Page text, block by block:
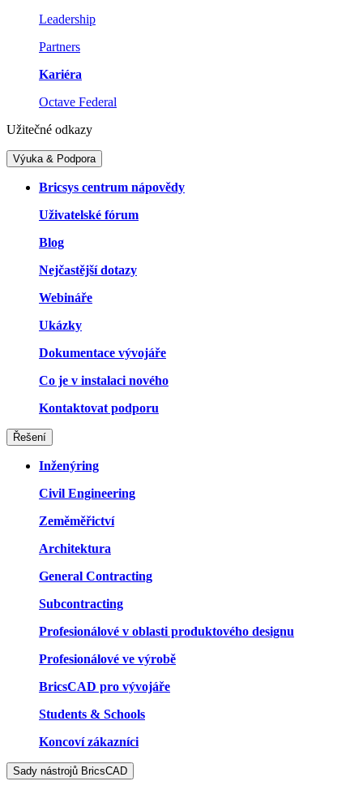
Leadership
Partners
Kariéra
Octave Federal
Užitečné odkazy
Výuka & Podpora
Bricsys centrum nápovědy
Uživatelské fórum
Blog
Nejčastější dotazy
Webináře
Ukázky
Dokumentace vývojáře
Co je v instalaci nového
Kontaktovat podporu
Řešení
Inženýring
Civil Engineering
Zeměměřictví
Architektura
General Contracting
Subcontracting
Profesionálové v oblasti produktového designu
Profesionálové ve výrobě
BricsCAD pro vývojáře
Students & Schools
Koncoví zákazníci
Sady nástrojů BricsCAD